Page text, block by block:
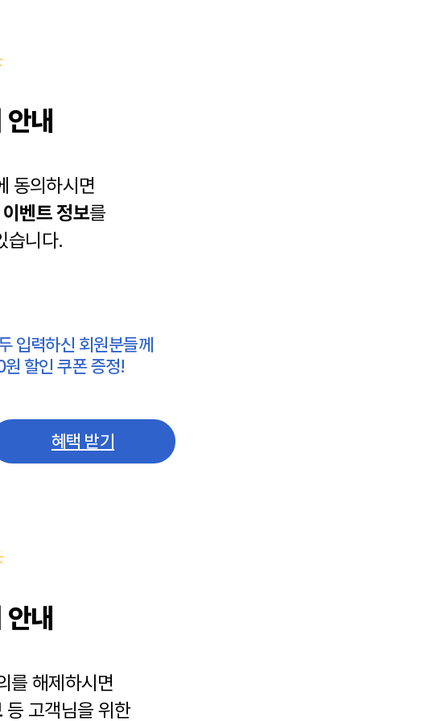
내
동의하시면
이벤트 정보를
습니다.
입력하신 회원분들께
할인 쿠폰 증정!
혜택 받기
내
를 해제하시면
등 고객님을 위한